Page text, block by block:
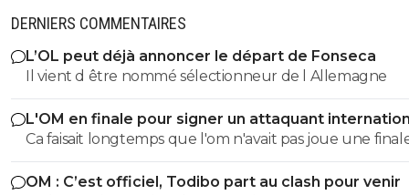
DERNIERS COMMENTAIRES
L’OL peut déjà annoncer le départ de Fonseca
Il vient d être nommé sélectionneur de l Allemagne
L'OM en finale pour signer un attaquant
Ca faisait longtemps que l'om n'avait pas joue une
OM : C’est officiel, Todibo part au clash pour venir